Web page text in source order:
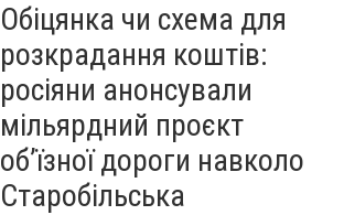
Обіцянка чи схема для
розкрадання коштів:
росіяни анонсували
мільярдний проєкт
об’їзної дороги навколо
Старобільська